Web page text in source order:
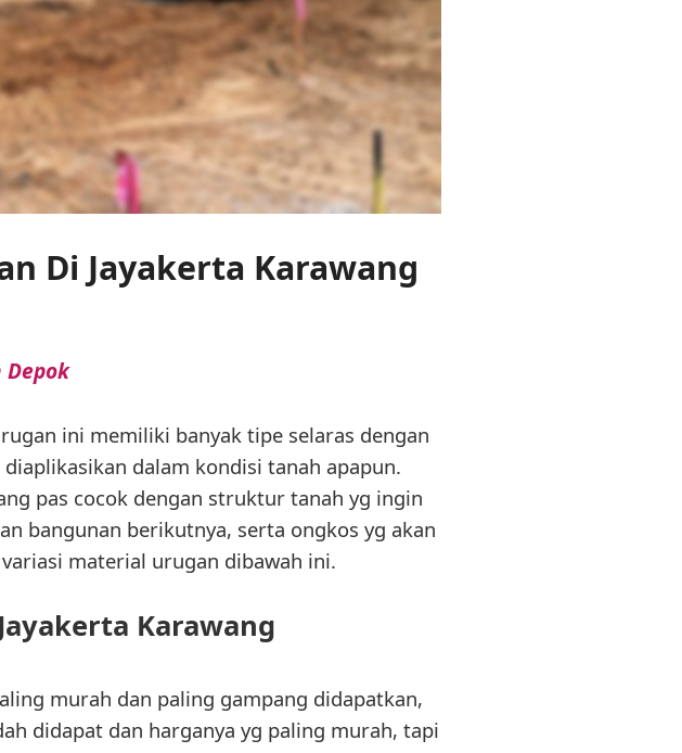
Di Jayakerta Karawang
Depok
ini memiliki banyak tipe selaras dengan
dalam kondisi tanah apapun.
pas cocok dengan struktur tanah yg ingin
bangunan berikutnya, serta ongkos yg akan
material urugan dibawah ini.
Karawang
murah dan paling gampang didapatkan,
didapat dan harganya yg paling murah, tapi